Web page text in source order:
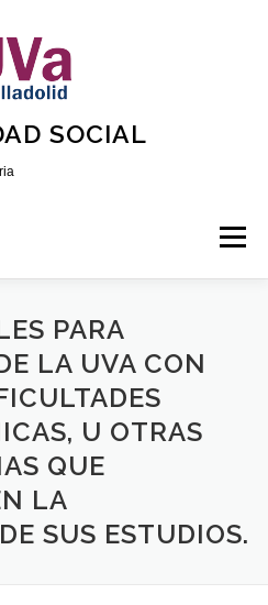
SOCIAL
Menú
CONTACTO
PARA
LA UVA CON
U OTRAS
QUE
LA
SUS ESTUDIOS.